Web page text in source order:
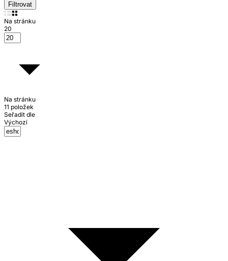
Filtrovat
Na stránku
20
Na stránku
11 položek
Seřadit dle
Výchozí